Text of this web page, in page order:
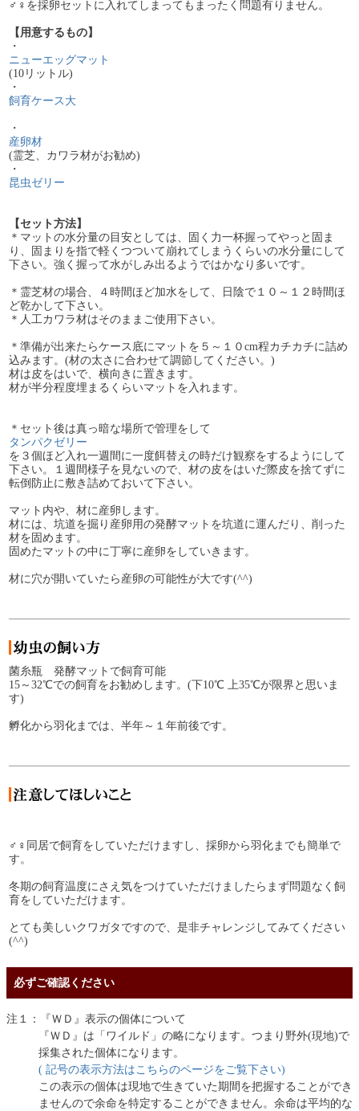
♂♀を採卵セットに入れてしまってもまったく問題有りません。
【用意するもの】
・
ニューエッグマット
(10リットル)
・
飼育ケース大
・
産卵材
(霊芝、カワラ材がお勧め)
・
昆虫ゼリー
【セット方法】
＊マットの水分量の目安としては、固く力一杯握ってやっと固ま
り、固まりを指で軽くつついて崩れてしまうくらいの水分量にして
下さい。強く握って水がしみ出るようではかなり多いです。
＊霊芝材の場合、４時間ほど加水をして、日陰で１０～１２時間ほ
ど乾かして下さい。
＊人工カワラ材はそのままご使用下さい。
＊準備が出来たらケース底にマットを５～１０cm程カチカチに詰め
込みます。(材の太さに合わせて調節してください。)
材は皮をはいで、横向きに置きます。
材が半分程度埋まるくらいマットを入れます。
＊セット後は真っ暗な場所で管理をして
タンパクゼリー
を３個ほど入れ一週間に一度餌替えの時だけ観察をするようにして
下さい。１週間様子を見ないので、材の皮をはいだ際皮を捨てずに
転倒防止に敷き詰めておいて下さい。
マット内や、材に産卵します。
材には、坑道を掘り産卵用の発酵マットを坑道に運んだり、削った
材を固めます。
固めたマットの中に丁寧に産卵をしていきます。
材に穴が開いていたら産卵の可能性が大です(^^)
菌糸瓶 発酵マットで飼育可能
15～32℃での飼育をお勧めします。(下10℃ 上35℃が限界と思いま
す)
孵化から羽化までは、半年～１年前後です。
♂♀同居で飼育をしていただけますし、採卵から羽化までも簡単で
す。
冬期の飼育温度にさえ気をつけていただけましたらまず問題なく飼
育をしていただけます。
とても美しいクワガタですので、是非チャレンジしてみてください
(^^)
必ずご確認ください
注１：『ＷＤ』表示の個体について
『ＷＤ』は「ワイルド」の略になります。つまり野外(現地)で
採集された個体になります。
( 記号の表示方法はこちらのページをご覧下さい)
この表示の個体は現地で生きていた期間を把握することができ
ませんので余命を特定することができません。余命は平均的な